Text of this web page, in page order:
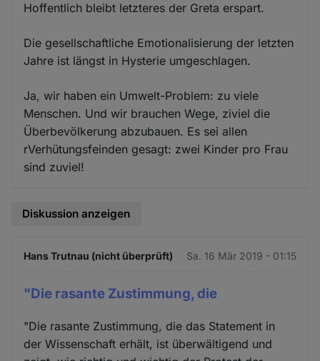
Hoffentlich bleibt letzteres der Greta erspart.
Die gesellschaftliche Emotionalisierung der letzten
Jahre ist längst in Hysterie umgeschlagen.
Ja, wir haben ein Umwelt-Problem: zu viele
Menschen. Und wir brauchen Wege, ziviel die
Überbevölkerung abzubauen. Es sei allen
rVerhütungsfeinden gesagt: zwei Kinder pro Frau
sind zuviel!
Diskussion anzeigen
Hans Trutnau (nicht überprüft) Sa. 16 Mär 2019 - 01:15
"Die rasante Zustimmung, die
"Die rasante Zustimmung, die das Statement in
der Wissenschaft erhält, ist überwältigend und